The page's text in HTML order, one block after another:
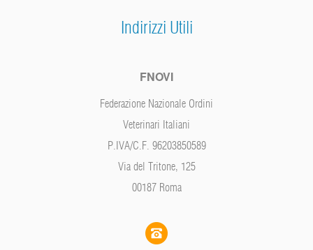
Indirizzi Utili
FNOVI
Federazione Nazionale Ordini
Veterinari Italiani
P.IVA/C.F. 96203850589
Via del Tritone, 125
00187 Roma